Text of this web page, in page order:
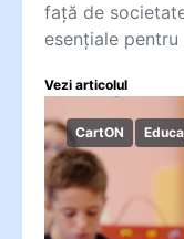
față de
esențiale
Vezi articolul
CartON